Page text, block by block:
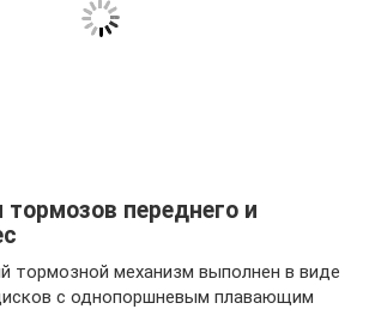
переднего и
тормозной механизм выполнен в виде
с однопоршневым плавающим